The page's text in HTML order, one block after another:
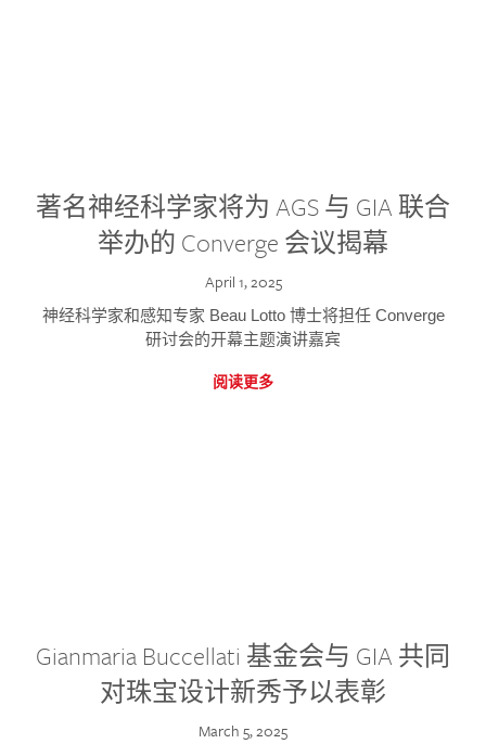
著名神经科学家将为 AGS 与 GIA 联合
举办的 Converge 会议揭幕
April 1, 2025
神经科学家和感知专家 Beau Lotto 博士将担任 Converge
研讨会的开幕主题演讲嘉宾
阅读更多
Gianmaria Buccellati 基金会与 GIA 共同
对珠宝设计新秀予以表彰
March 5, 2025